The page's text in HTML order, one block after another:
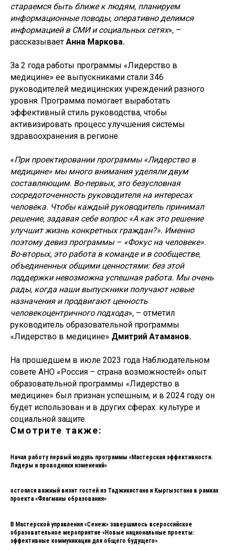
стараемся быть ближе к людям, планируем
информационные поводы, оперативно делимся
информацией в СМИ и социальных сетях», –
рассказывает Анна Маркова.
За 2 года работы программы «Лидерство в
медицине» ее выпускниками стали 346
руководителей медицинских учреждений разного
уровня. Программа помогает выработать
эффективный стиль руководства, чтобы
активизировать процесс улучшения системы
здравоохранения в регионе.
«При проектировании программы «Лидерство в
медицине» мы много внимания уделяли двум
составляющим. Во-первых, это безусловная
сосредоточенность руководителя на интересах
человека. Чтобы каждый руководитель принимал
решение, задавая себе вопрос «А как это решение
улучшит жизнь конкретных граждан?». Именно
поэтому девиз программы – «Фокус на человеке».
Во-вторых, это работа в команде и в сообществе,
объединенных общими ценностями: без этой
поддержки невозможна успешная работа. Мы очень
рады, когда наши выпускники получают новые
назначения и продвигают ценность
человекоцентричного подхода», – отметил
руководитель образовательной программы
«Лидерство в медицине» Дмитрий Атаманов.
На прошедшем в июле 2023 года Наблюдательном
совете АНО «Россия – страна возможностей» опыт
образовательной программы «Лидерство в
медицине» был признан успешным, и в 2024 году он
будет использован и в других сферах: культуре и
социальной защите.
Смотрите также:
Начал работу первый модуль программы «Мастерская эффективности.
Лидеры и проводники изменений»
остоялся важный визит гостей из Таджикистана и Кыргызстана в рамках
проекта «Флагманы образования»
В Мастерской управления «Сенеж» завершилось всероссийское
образовательное мероприятие «Новые национальные проекты:
эффективные коммуникации для общего будущего»